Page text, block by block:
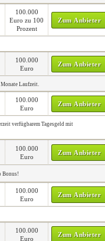
100.000
Euro zu 100
Prozent
Zum Anbieter
100.000
Euro
Zum Anbieter
Laufzeit.
100.000
Euro
Zum Anbieter
verfügbarem Tagesgeld mit
100.000
Euro
Zum Anbieter
Bonus!
100.000
Euro
Zum Anbieter
100.000
Euro
Zum Anbieter